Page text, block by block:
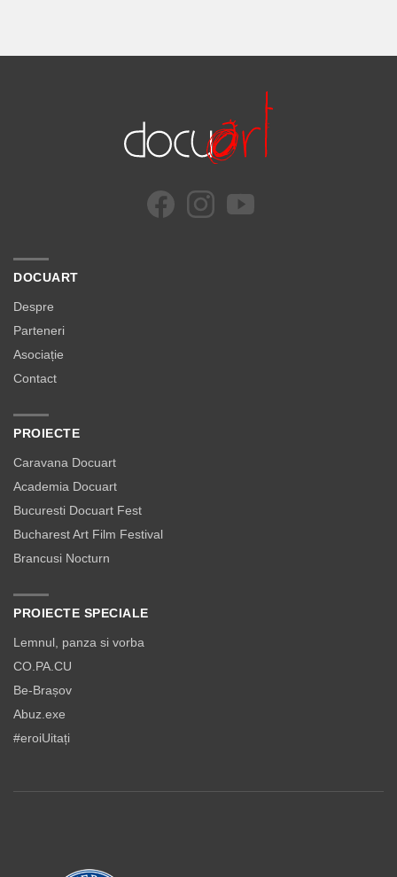
DOCUART
Despre
Parteneri
Asociație
Contact
PROIECTE
Caravana Docuart
Academia Docuart
Bucuresti Docuart Fest
Bucharest Art Film Festival
Brancusi Nocturn
PROIECTE SPECIALE
Lemnul, panza si vorba
CO.PA.CU
Be-Brașov
Abuz.exe
#eroiUitați